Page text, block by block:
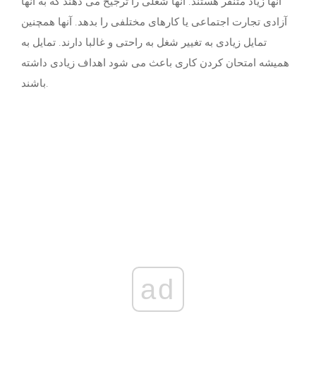
آزادی تجارت اجتماعی یا کارهای مختلفی را بدهد. آنها همچنین
تمایل زیادی به تغییر شغل به راحتی و غالبا دارند. تمایل به
همیشه امتحان کردن کاری باعث می شود اهداف زیادی داشته
ad